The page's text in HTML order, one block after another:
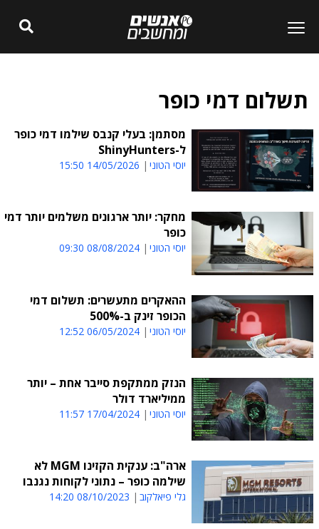
תשלום דמי כופר
מסתמן: בעלי קנבס שילמו דמי כופר
ל-ShinyHunters
יוסי הטוני 14/05/2026 15:50
מחקר: יותר ארגונים משלמים יותר דמי
כופר
יוסי הטוני 08/08/2024 09:30
ההאקרים מתעשרים: תשלום דמי
הכופר זינק ב-500%
יוסי הטוני 06/05/2024 12:52
הנזק ממתקפת סייבר אחת – יותר
ממיליארד דולר
יוסי הטוני 17/04/2024 11:57
ארה"ב: ענקית הקזינו MGM לא
שילמה כופר – נתוני לקוחות נגנבו
גלי פיאלקוב 08/10/2023 14:20